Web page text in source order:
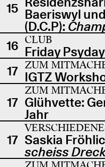
15 Baeriswyl
(D.C.P):
16 CLUB
Friday Psyday
17 ZUM
IGTZ
17
ZUM
Glühvette:
Jahr
17 Saskia
scheiss